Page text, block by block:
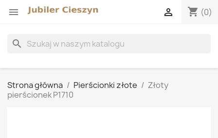
 shopping_cart (0)

search
Strona główna Pierścionki złote
Złoty
pierścionek P1710